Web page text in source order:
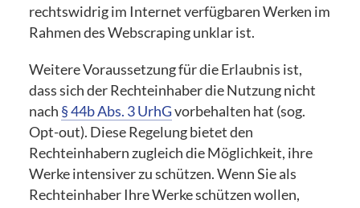
rechtswidrig im Internet verfügbaren Werken im
Rahmen des Webscraping unklar ist.
Weitere Voraussetzung für die Erlaubnis ist,
dass sich der Rechteinhaber die Nutzung nicht
nach § 44b Abs. 3 UrhGvorbehalten hat (sog.
Opt-out). Diese Regelung bietet den
Rechteinhabern zugleich die Möglichkeit, ihre
Werke intensiver zu schützen. Wenn Sie als
Rechteinhaber Ihre Werke schützen wollen,